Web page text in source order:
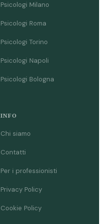
Psicologi Milano
Psicologi Roma
Psicologi Torino
Psicologi Napoli
Psicologi Bologna
INFO
Chi siamo
Contatti
Per i professionisti
Privacy Policy
Cookie Policy